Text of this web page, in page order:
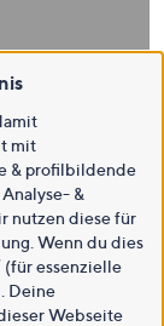
mit
& profilbildende
&
nutzen diese für
Wenn du dies
(für essenzielle
Deine
Webseite